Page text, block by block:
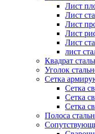
Лист
Лист
Лист
Лист
Лист
лист
Квадрат
Уголок
Сетка
Сетка
Сетка
Сетка
Полоса